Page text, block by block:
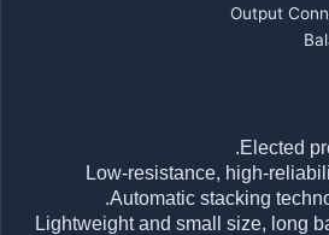
Output
2.Low-resistance, high-
Automatic stacking
3.Lightweight and small size, long